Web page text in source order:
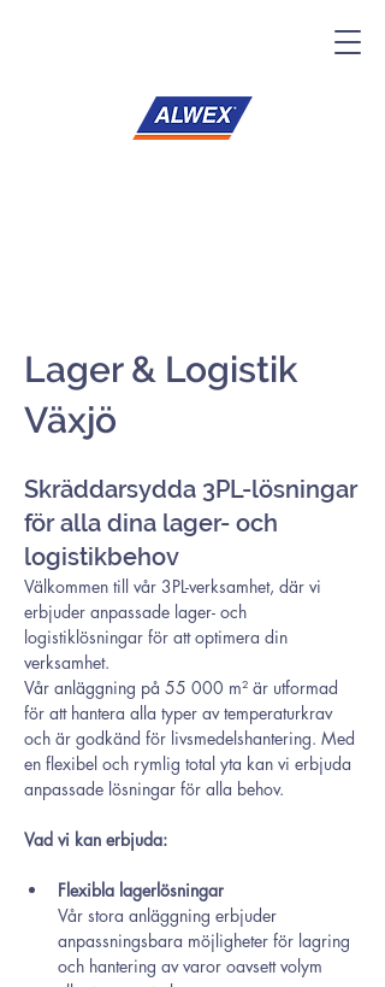
Lager & Logistik
Växjö
Skräddarsydda 3PL-lösningar
för alla dina lager- och
logistikbehov
Välkommen till vår 3PL-verksamhet, där vi
erbjuder anpassade lager- och
logistiklösningar för att optimera din
verksamhet.
Vår anläggning på 55 000 m² är utformad
för att hantera alla typer av temperaturkrav
och är godkänd för livsmedelshantering. Med
en flexibel och rymlig total yta kan vi erbjuda
anpassade lösningar för alla behov.
Vad vi kan erbjuda:
Flexibla lagerlösningar
Vår stora anläggning erbjuder
anpassningsbara möjligheter för lagring
och hantering av varor oavsett volym